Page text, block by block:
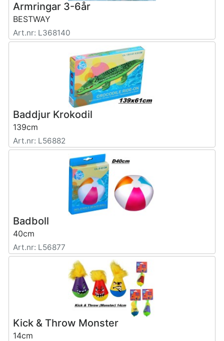
Armringar 3-6år
BESTWAY
Art.nr: L368140
Baddjur Krokodil
139cm
Art.nr: L56882
Badboll
40cm
Art.nr: L56877
Kick & Throw Monster
14cm